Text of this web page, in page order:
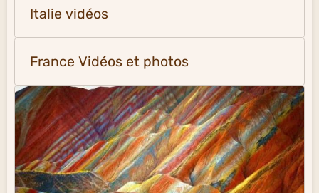
Italie vidéos
France Vidéos et photos